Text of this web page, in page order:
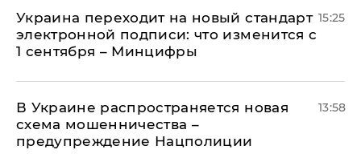
Украина переходит на новый стандарт
электронной подписи: что изменится с
1 сентября – Минцифры
15:25
В Украине распространяется новая
схема мошенничества –
предупреждение Нацполиции
13:58